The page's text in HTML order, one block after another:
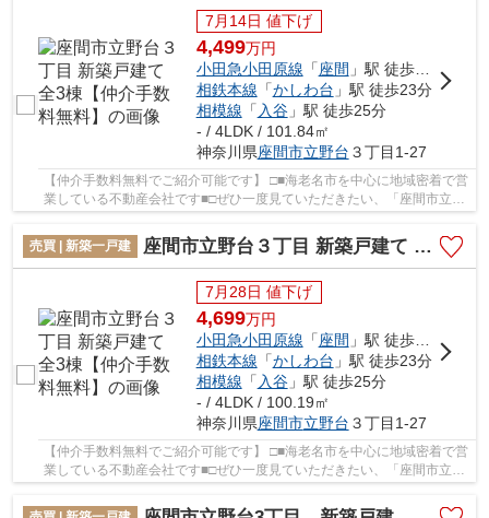
7月14日 値下げ
4,499万円
小田急小田原線 「座間 」駅 徒歩13分
相鉄本線 「かしわ台 」駅 徒歩23分
相模線 「 入谷」駅 徒歩25分
- / 4LDK / 101.84㎡
神奈川県座間市立野台 ３丁目1-27
【仲介手数料無料でご紹介可能です】 □■海老名市を中心に地域密着で営
業している不動産会社です■□ぜひ一度見ていただきたい、「座間市立野
売買 | 新築一戸建
座間市立野台３丁目 新築戸建て 全3棟【仲介手数料無料】
7月28日 値下げ
4,699万円
小田急小田原線 「座間 」駅 徒歩13分
相鉄本線 「かしわ台 」駅 徒歩23分
相模線 「 入谷」駅 徒歩25分
- / 4LDK / 100.19㎡
神奈川県座間市立野台 ３丁目1-27
【仲介手数料無料でご紹介可能です】 □■海老名市を中心に地域密着で営
業している不動産会社です■□ぜひ一度見ていただきたい、「座間市立野
台３丁目 新築戸建て 全3棟【仲介手数料無料...